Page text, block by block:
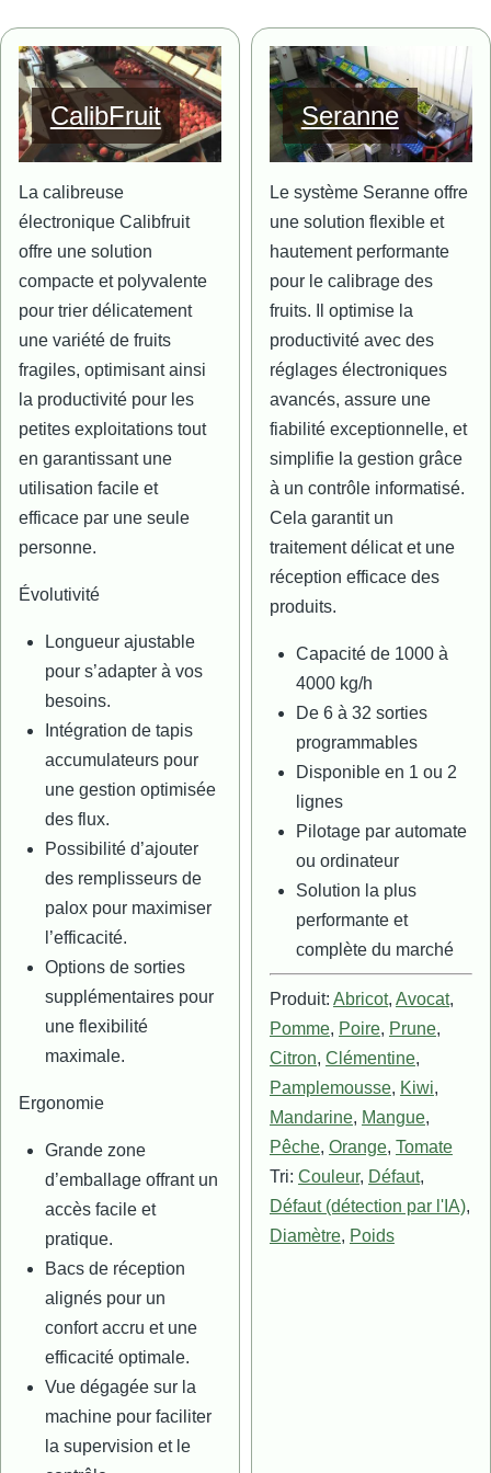
Image
CalibFruit
La calibreuse
électronique Calibfruit
offre une solution
compacte et polyvalente
pour trier délicatement
une variété de fruits
fragiles, optimisant ainsi
la productivité pour les
petites exploitations tout
en garantissant une
utilisation facile et
efficace par une seule
personne.
Évolutivité
Longueur ajustable
pour s’adapter à vos
besoins.
Intégration de tapis
accumulateurs pour
une gestion optimisée
des flux.
Possibilité d’ajouter
des remplisseurs de
palox pour maximiser
l’efficacité.
Options de sorties
supplémentaires pour
une flexibilité
maximale.
Ergonomie
Grande zone
d’emballage offrant un
accès facile et
pratique.
Bacs de réception
alignés pour un
confort accru et une
efficacité optimale.
Vue dégagée sur la
machine pour faciliter
la supervision et le
Image
Seranne
Le système Seranne offre
une solution flexible et
hautement performante
pour le calibrage des
fruits. Il optimise la
productivité avec des
réglages électroniques
avancés, assure une
fiabilité exceptionnelle, et
simplifie la gestion grâce
à un contrôle informatisé.
Cela garantit un
traitement délicat et une
réception efficace des
produits.
Capacité de 1000 à
4000 kg/h
De 6 à 32 sorties
programmables
Disponible en 1 ou 2
lignes
Pilotage par automate
ou ordinateur
Solution la plus
performante et
complète du marché
Produit: Abricot, Avocat,
Pomme, Poire, Prune,
Citron, Clémentine,
Pamplemousse, Kiwi,
Mandarine, Mangue,
Pêche, Orange, Tomate
Tri: Couleur, Défaut,
Défaut (détection par l'IA),
Diamètre, Poids